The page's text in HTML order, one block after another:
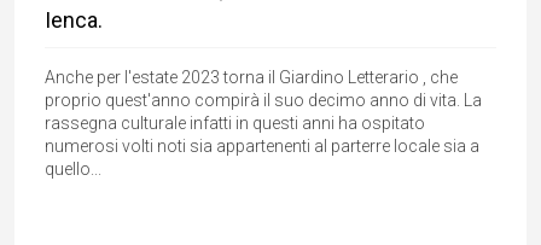
Ienca.
Anche per l'estate 2023 torna il Giardino Letterario , che
proprio quest'anno compirà il suo decimo anno di vita. La
rassegna culturale infatti in questi anni ha ospitato
numerosi volti noti sia appartenenti al parterre locale sia a
quello...